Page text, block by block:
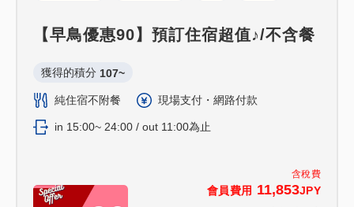
含稅費
會員費用 11,853JPY
【早鳥優惠90】預訂住宿超值♪/不含餐
獲得的積分 107~
純住宿不附餐 現場支付・網路付款
in 15:00~ 24:00 / out 11:00為止